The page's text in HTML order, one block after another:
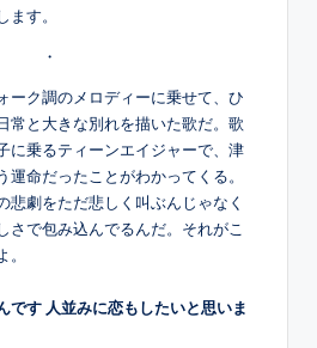
す。
・
ーク調のメロディーに乗せて、ひ
常と大きな別れを描いた歌だ。歌
に乗るティーンエイジャーで、津
命だったことがわかってくる。
悲劇をただ悲しく叫ぶんじゃなく
さで包み込んでるんだ。それがこ
です 人並みに恋もしたいと思いま